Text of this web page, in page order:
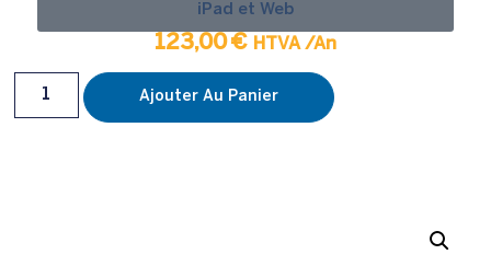
iPad et Web
123,00€ HTVA /An
Ajouter Au Panier